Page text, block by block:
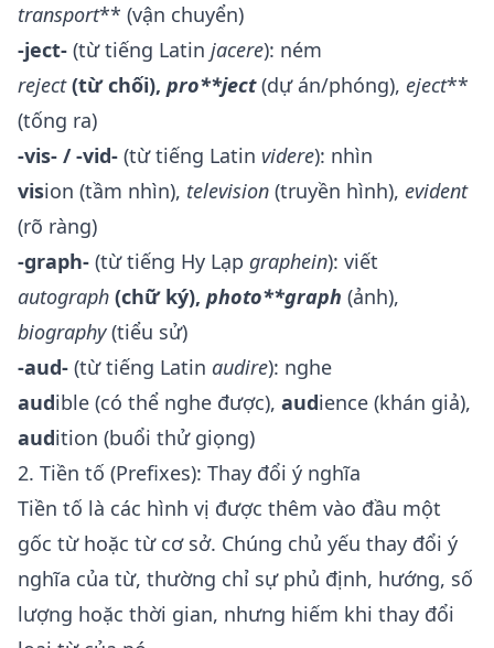
transport** (vận chuyển)
-ject- (từ tiếng Latin jacere): ném
reject(từ chối), pro**ject(dự án/phóng), eject**
(tống ra)
-vis- / -vid- (từ tiếng Latin videre): nhìn
vision (tầm nhìn), television (truyền hình), evident
(rõ ràng)
-graph- (từ tiếng Hy Lạp graphein): viết
autograph (chữ ký), photo**graph (ảnh),
biography(tiểu sử)
-aud- (từ tiếng Latin audire): nghe
audible (có thể nghe được), audience (khán giả),
audition (buổi thử giọng)
2. Tiền tố (Prefixes): Thay đổi ý nghĩa
Tiền tố là các hình vị được thêm vào đầu một
gốc từ hoặc từ cơ sở. Chúng chủ yếu thay đổi ý
nghĩa của từ, thường chỉ sự phủ định, hướng, số
lượng hoặc thời gian, nhưng hiếm khi thay đổi